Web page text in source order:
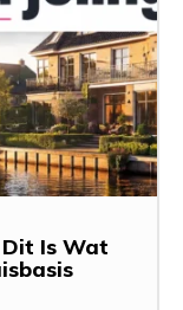
Is Wat